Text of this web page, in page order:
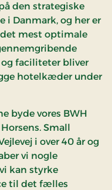
den strategiske
i Danmark, og her er
mest optimale
og faciliteter bliver
hotelkæder under
byde vores BWH
Small
i over 40 år og
vi nogle
kan styrke
til det fælles